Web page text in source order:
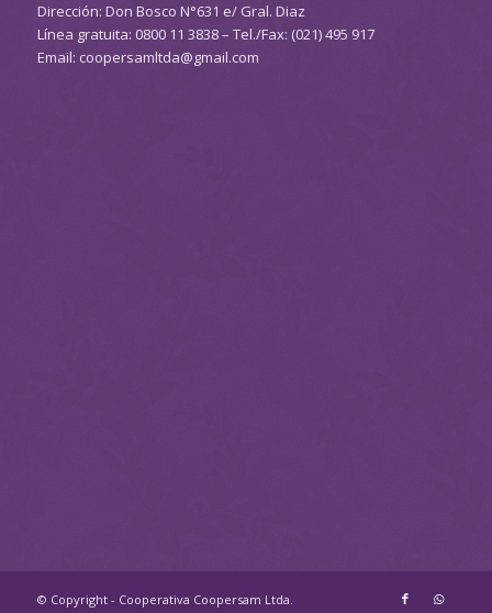
Dirección: Don Bosco N°631 e/ Gral. Diaz
Línea gratuita: 0800 11 3838 – Tel./Fax: (021) 495 917
Email: coopersamltda@gmail.com
© Copyright - Cooperativa Coopersam Ltda.